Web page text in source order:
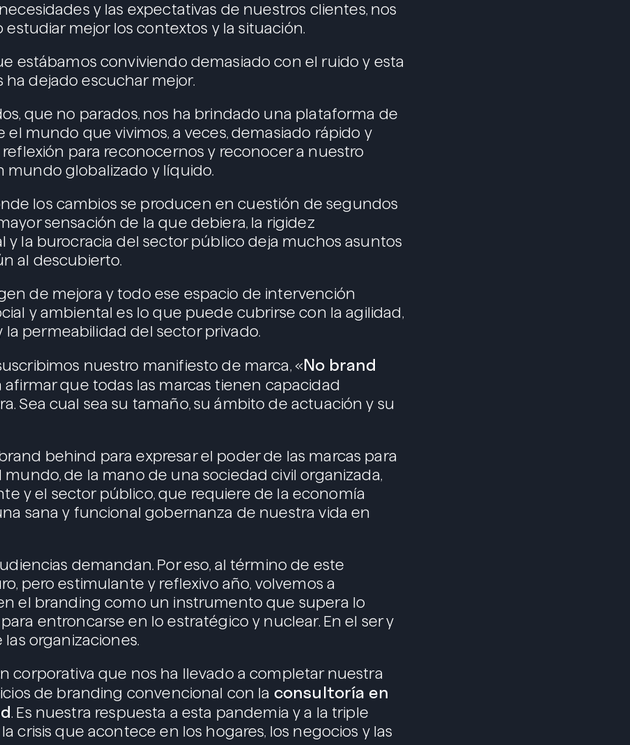
y las expectativas de nuestros clientes, nos
estudiar mejor los contextos y la situación.
estábamos conviviendo demasiado con el ruido y esta
ha dejado escuchar mejor.
que no parados, nos ha brindado una plataforma de
el mundo que vivimos, a veces, demasiado rápido y
reflexión para reconocernos y reconocer a nuestro
mundo globalizado y líquido.
los cambios se producen en cuestión de segundos
sensación de la que debiera, la rigidez
y la burocracia del sector público deja muchos asuntos
al descubierto.
de mejora y todo ese espacio de intervención
y ambiental es lo que puede cubrirse con la agilidad,
la permeabilidad del sector privado.
nuestro manifiesto de marca, «No brand
afirmar que todas las marcas tienen capacidad
Sea cual sea su tamaño, su ámbito de actuación y su
behind para expresar el poder de las marcas para
de la mano de una sociedad civil organizada,
y el sector público, que requiere de la economía
sana y funcional gobernanza de nuestra vida en
demandan. Por eso, al término de este
pero estimulante y reflexivo año, volvemos a
el branding como un instrumento que supera lo
entroncarse en lo estratégico y nuclear. En el ser y
organizaciones.
corporativa que nos ha llevado a completar nuestra
de branding convencional con la consultoría en
. Es nuestra respuesta a esta pandemia y a la triple
crisis que acontece en los hogares, los negocios y las